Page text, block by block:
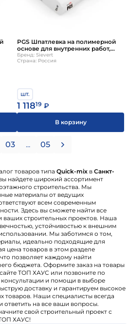
PGS Шпатлевка на полимерной
основе для внутренних работ,
супербелая, ГЛ akurit
Бренд: Sievert
Страна: Россия
шт.
1 11819 ₽
В корзину
03 ... 05
товаров типа Quick-mix в Санкт-
найдете широкий ассортимент
строительства. Мы
материалы от ведущих
всем современным
Здесь вы сможете найти все
ваших строительных проектов. Наша
устойчивостью к внешним
Мы заботимся о том,
идеально подходящие для
цена товаров в этом разделе
позволяет каждому найти
бюджета. Оформите заказ на товары
ТОП ХАУС или позвоните по
консультации и помощи в выборе
доставку и гарантируем высокое
товаров. Наши специалисты всегда
ответить на все ваши вопросы.
свой строительный проект с
ХАУС!